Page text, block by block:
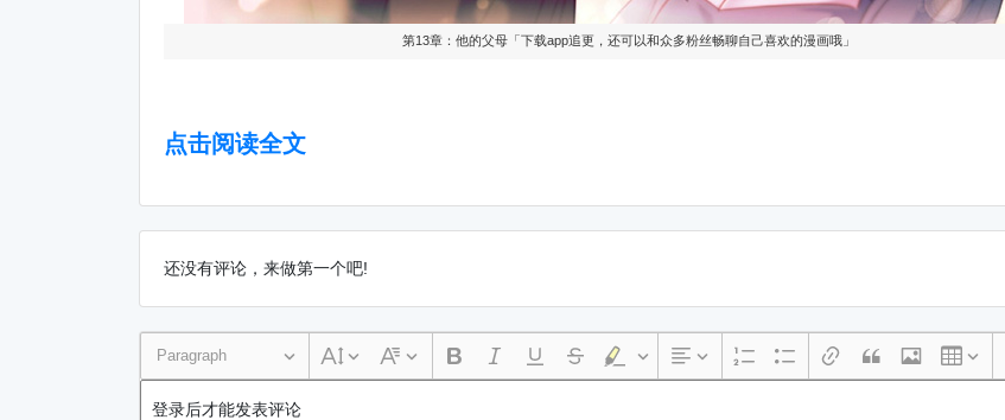
第13章：他的父母「下载app追更，还可以和众多粉丝畅聊自己喜欢的漫画哦」
点击阅读全文
还没有评论，来做第一个吧!
Paragraph
登录后才能发表评论